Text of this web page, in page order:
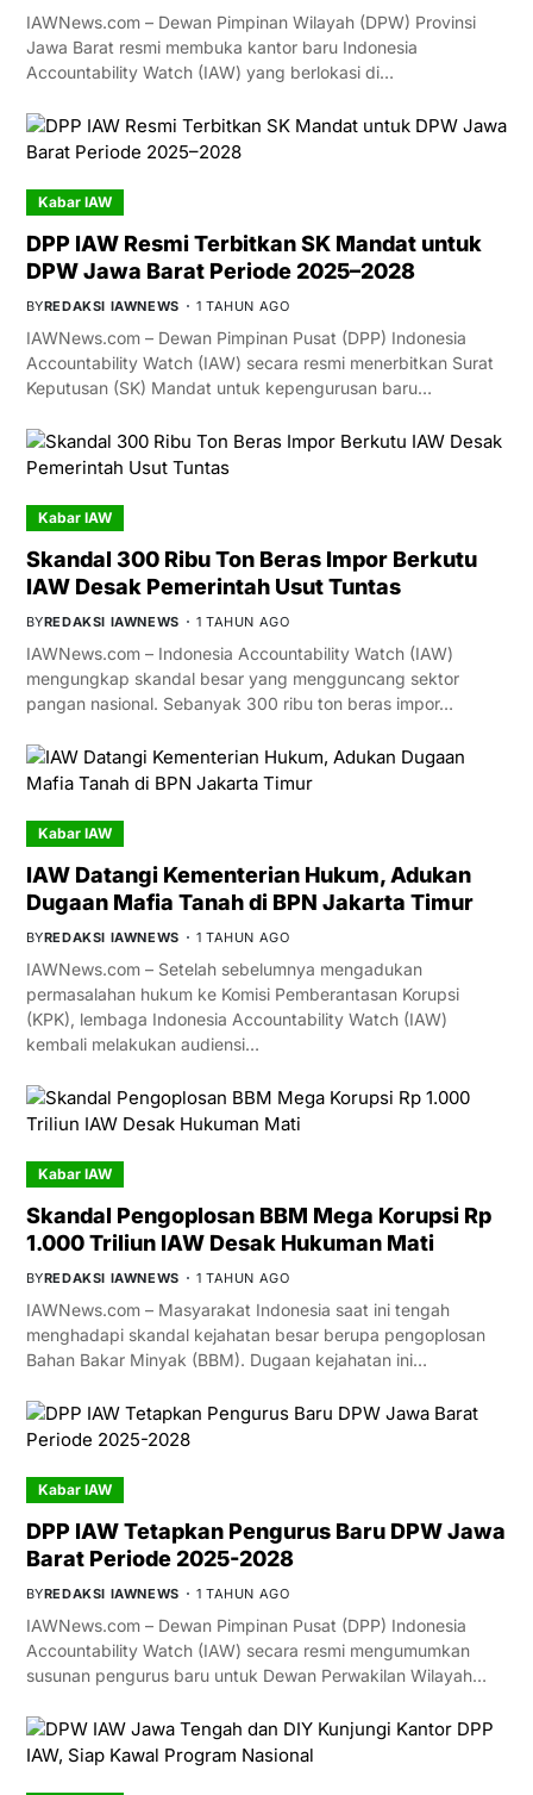
IAWNews.com – Dewan Pimpinan Wilayah (DPW) Provinsi
Jawa Barat resmi membuka kantor baru Indonesia
Accountability Watch (IAW) yang berlokasi di…
Kabar IAW
DPP IAW Resmi Terbitkan SK Mandat untuk
DPW Jawa Barat Periode 2025–2028
BYREDAKSI IAWNEWS 1 TAHUN AGO
IAWNews.com – Dewan Pimpinan Pusat (DPP) Indonesia
Accountability Watch (IAW) secara resmi menerbitkan Surat
Keputusan (SK) Mandat untuk kepengurusan baru…
Kabar IAW
Skandal 300 Ribu Ton Beras Impor Berkutu
IAW Desak Pemerintah Usut Tuntas
BYREDAKSI IAWNEWS 1 TAHUN AGO
IAWNews.com – Indonesia Accountability Watch (IAW)
mengungkap skandal besar yang mengguncang sektor
pangan nasional. Sebanyak 300 ribu ton beras impor…
Kabar IAW
IAW Datangi Kementerian Hukum, Adukan
Dugaan Mafia Tanah di BPN Jakarta Timur
BYREDAKSI IAWNEWS 1 TAHUN AGO
IAWNews.com – Setelah sebelumnya mengadukan
permasalahan hukum ke Komisi Pemberantasan Korupsi
(KPK), lembaga Indonesia Accountability Watch (IAW)
kembali melakukan audiensi…
Kabar IAW
Skandal Pengoplosan BBM Mega Korupsi Rp
1.000 Triliun IAW Desak Hukuman Mati
BYREDAKSI IAWNEWS 1 TAHUN AGO
IAWNews.com – Masyarakat Indonesia saat ini tengah
menghadapi skandal kejahatan besar berupa pengoplosan
Bahan Bakar Minyak (BBM). Dugaan kejahatan ini…
Kabar IAW
DPP IAW Tetapkan Pengurus Baru DPW Jawa
Barat Periode 2025-2028
BYREDAKSI IAWNEWS 1 TAHUN AGO
IAWNews.com – Dewan Pimpinan Pusat (DPP) Indonesia
Accountability Watch (IAW) secara resmi mengumumkan
susunan pengurus baru untuk Dewan Perwakilan Wilayah…